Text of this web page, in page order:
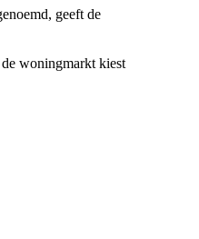
geeft de
woningmarkt kiest